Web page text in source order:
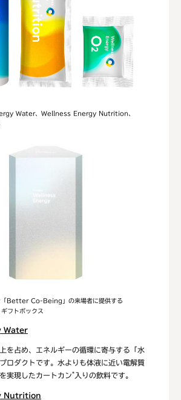
Water、Wellness Energy Nutrition、
「Better Co-Being」の来場者に提供する
フトボックス
Water
を占め、エネルギーの循環に寄与する「水
ロダクトです。水よりも体液に近い電解質
実現したカートカン* 入りの飲料です。
Nutrition